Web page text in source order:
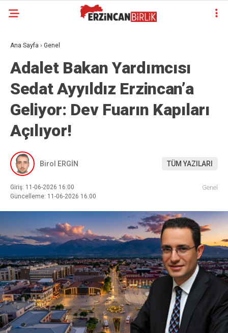
Ana Sayfa › Genel
Adalet Bakan Yardımcısı
Sedat Ayyıldız Erzincan’a
Geliyor: Dev Fuarın Kapıları
Açılıyor!
Birol ERGİN TÜM YAZILARI
Giriş: 11-06-2026 16:00
Güncelleme: 11-06-2026 16:00
Genel